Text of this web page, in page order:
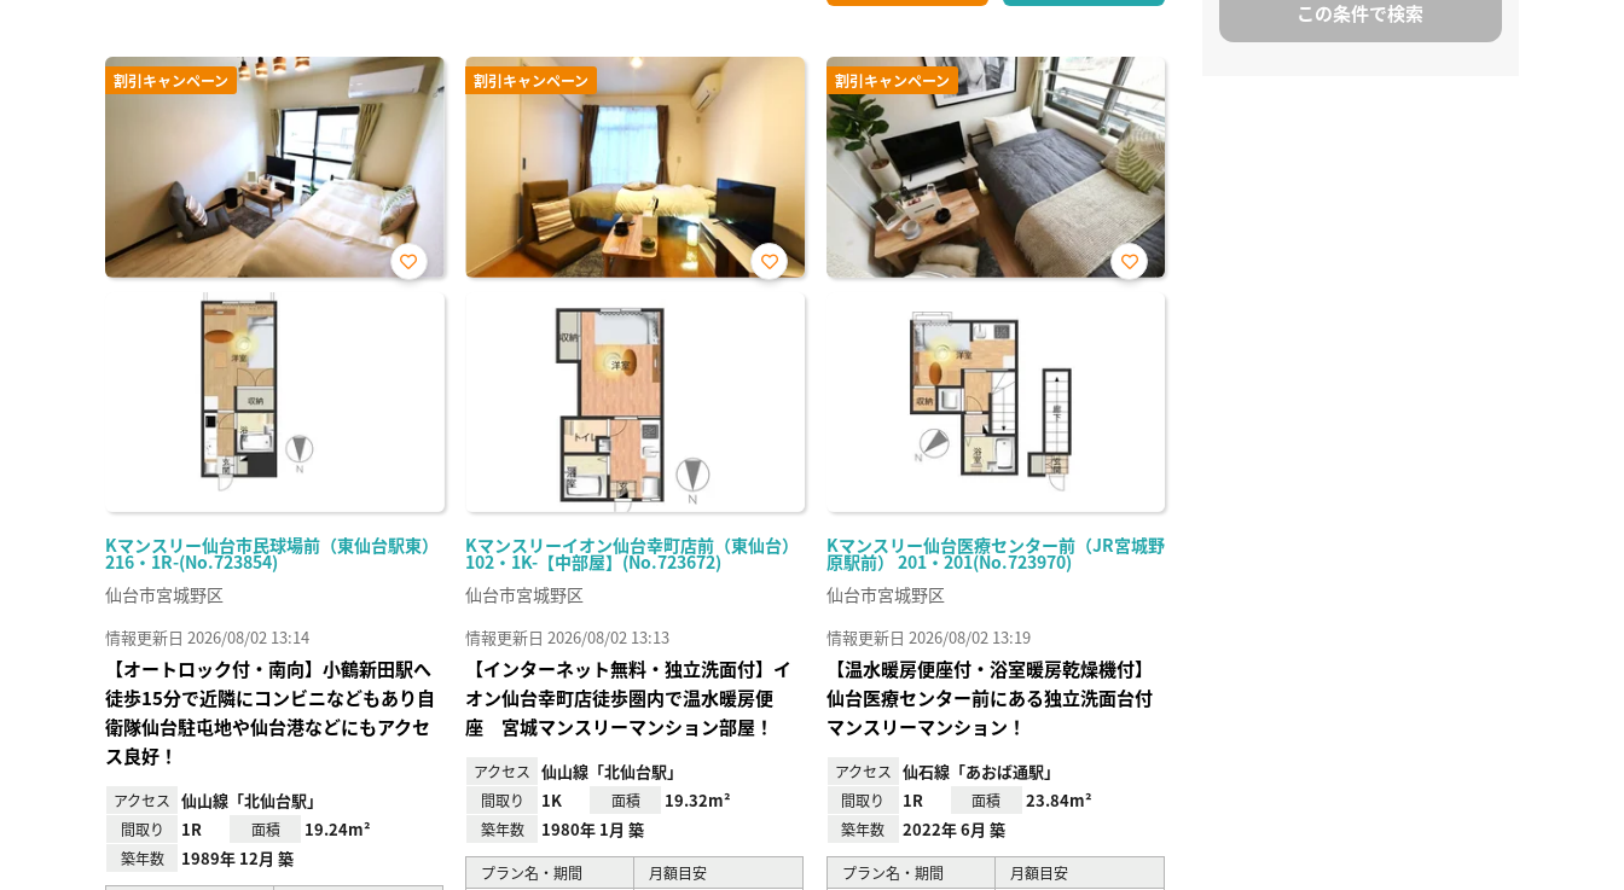
割引キャンペーン
Kマンスリー仙台市民球場前（東仙台駅東）
216・1R-(No.723854)
お気
仙台市宮城野区
情報更新日 2026/08/02 13:14
【オートロック付・南向】小鶴新田駅へ
徒歩15分で近隣にコンビニなどもあり自
衛隊仙台駐屯地や仙台港などにもアクセ
ス良好！
アクセス 仙山線「北仙台駅」
間取り 1R 面積 19.24m²
築年数 1989年 12月 築
割引キャンペーン
Kマンスリーイオン仙台幸町店前（東仙台）
102・1K-【中部屋】(No.723672)
お気
仙台市宮城野区
情報更新日 2026/08/02 13:13
【インターネット無料・独立洗面付】イ
オン仙台幸町店徒歩圏内で温水暖房便
座 宮城マンスリーマンション部屋！
アクセス 仙山線「北仙台駅」
間取り 1K 面積 19.32m²
築年数 1980年 1月 築
プラン名・期間 月額目安
割引キャンペーン
Kマンスリー仙台医療センター前（JR宮城野
原駅前） 201・201(No.723970)
お気
仙台市宮城野区
情報更新日 2026/08/02 13:19
【温水暖房便座付・浴室暖房乾燥機付】
仙台医療センター前にある独立洗面台付
マンスリーマンション！
アクセス 仙石線「あおば通駅」
間取り 1R 面積 23.84m²
築年数 2022年 6月 築
プラン名・期間 月額目安